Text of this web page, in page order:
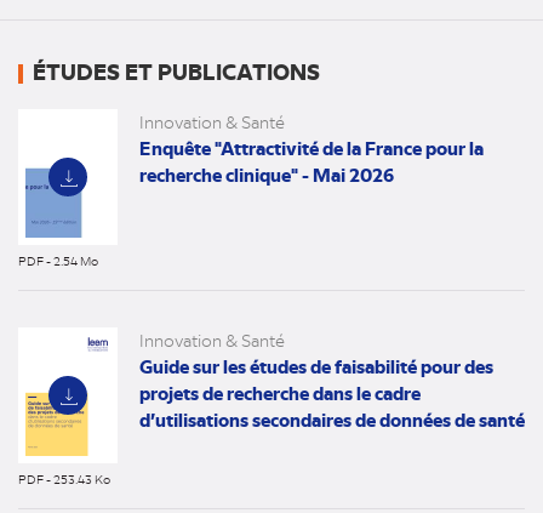
ÉTUDES ET PUBLICATIONS
PDF - 2.54 Mo
Innovation & Santé
Enquête "Attractivité de la France pour la
recherche clinique" - Mai 2026
PDF - 253.43 Ko
Innovation & Santé
Guide sur les études de faisabilité pour des
projets de recherche dans le cadre
d’utilisations secondaires de données de santé